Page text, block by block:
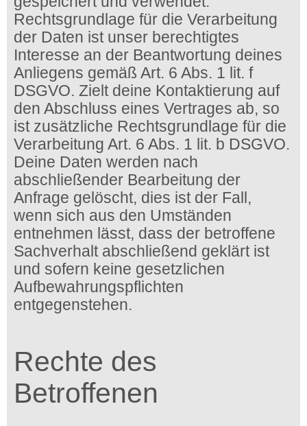
Rechtsgrundlage für die Verarbeitung
der Daten ist unser berechtigtes
Interesse an der Beantwortung deines
Anliegens gemäß Art. 6 Abs. 1 lit. f
DSGVO. Zielt deine Kontaktierung auf
den Abschluss eines Vertrages ab, so
ist zusätzliche Rechtsgrundlage für die
Verarbeitung Art. 6 Abs. 1 lit. b DSGVO.
Deine Daten werden nach
abschließender Bearbeitung der
Anfrage gelöscht, dies ist der Fall,
wenn sich aus den Umständen
entnehmen lässt, dass der betroffene
Sachverhalt abschließend geklärt ist
und sofern keine gesetzlichen
Aufbewahrungspflichten
entgegenstehen.
Rechte des
Betroffenen